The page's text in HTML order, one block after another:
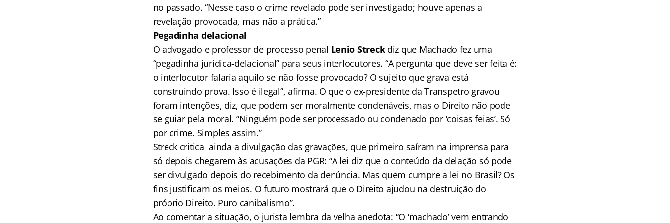
no passado. “Nesse caso o crime revelado pode ser investigado; houve apenas a
revelação provocada, mas não a prática.”
Pegadinha delacional
O advogado e professor de processo penal Lenio Streckdiz que Machado fez uma
“pegadinha juridica-delacional” para seus interlocutores. “A pergunta que deve ser feita é:
o interlocutor falaria aquilo se não fosse provocado? O sujeito que grava está
construindo prova. Isso é ilegal”, afirma. O que o ex-presidente da Transpetro gravou
foram intenções, diz, que podem ser moralmente condenáveis, mas o Direito não pode
se guiar pela moral. “Ninguém pode ser processado ou condenado por ‘coisas feias’. Só
por crime. Simples assim.”
Streck critica ainda a divulgação das gravações, que primeiro saíram na imprensa para
só depois chegarem às acusações da PGR: “A lei diz que o conteúdo da delação só pode
ser divulgado depois do recebimento da denúncia. Mas quem cumpre a lei no Brasil? Os
fins justificam os meios. O futuro mostrará que o Direito ajudou na destruição do
próprio Direito. Puro canibalismo”.
Ao comentar a situação, o jurista lembra da velha anedota: “O ‘machado’ vem entrando